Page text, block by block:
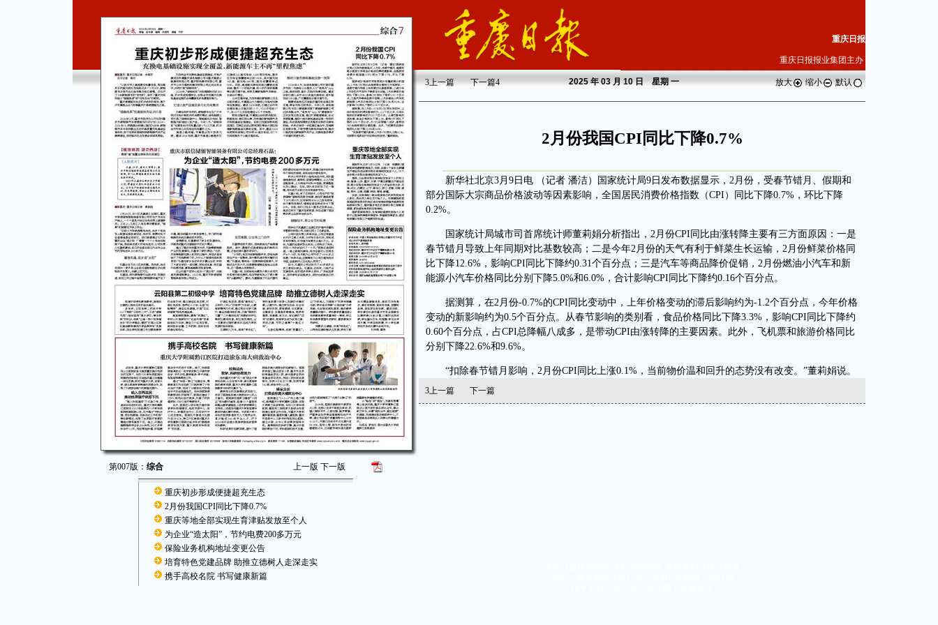
第007版： 综合 上一版 下一版
重庆初步形成便捷超充生态
2月份我国CPI同比下降0.7%
重庆等地全部实现生育津贴发放至个人
为企业“造太阳”，节约电费200多万元
保险业务机构地址变更公告
培育特色党建品牌 助推立德树人走深走实
携手高校名院 书写健康新篇
重庆日报
重庆日报报业集团主办
3上一篇 下一篇4 2025年 03 月 10 日 星期一 放大 缩小 默认
2月份我国CPI同比下降0.7%
新华社北京3月9日电 （记者 潘洁）国家统计局9日发布数据显示，2月份，受春节错月、假期和
部分国际大宗商品价格波动等因素影响，全国居民消费价格指数（CPI）同比下降0.7%，环比下降
0.2%。
国家统计局城市司首席统计师董莉娟分析指出，2月份CPI同比由涨转降主要有三方面原因：一是
春节错月导致上年同期对比基数较高；二是今年2月份的天气有利于鲜菜生长运输，2月份鲜菜价格同
比下降12.6%，影响CPI同比下降约0.31个百分点；三是汽车等商品降价促销，2月份燃油小汽车和新
能源小汽车价格同比分别下降5.0%和6.0%，合计影响CPI同比下降约0.16个百分点。
据测算，在2月份-0.7%的CPI同比变动中，上年价格变动的滞后影响约为-1.2个百分点，今年价格
变动的新影响约为0.5个百分点。从春节影响的类别看，食品价格同比下降3.3%，影响CPI同比下降约
0.60个百分点，占CPI总降幅八成多，是带动CPI由涨转降的主要因素。此外，飞机票和旅游价格同比
分别下降22.6%和9.6%。
“扣除春节错月影响，2月份CPI同比上涨0.1%，当前物价温和回升的态势没有改变。”董莉娟说。
3上一篇 下一篇